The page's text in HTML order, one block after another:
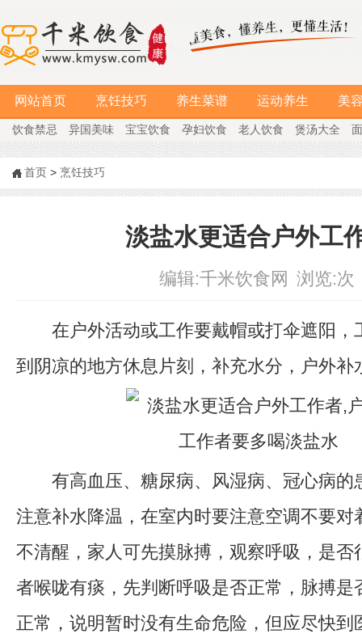
网站首页 烹饪技巧 养生菜谱 运动养生 美
饮食禁忌 异国美味 宝宝饮食 孕妇饮食 老人饮食 煲汤大全
首页 > 烹饪技巧
淡盐水更适合户外工
编辑:千米饮食网 浏览:次
在户外活动或工作要戴帽或打伞遮阳，
到阴凉的地方休息片刻，补充水分，户外补
有高血压、糖尿病、风湿病、冠心病的
注意补水降温，在室内时要注意空调不要对
不清醒，家人可先摸脉搏，观察呼吸，是否
者喉咙有痰，先判断呼吸是否正常，脉搏是
正常，说明暂时没有生命危险，但应尽快到